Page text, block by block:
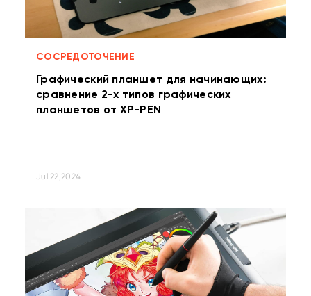
СОСРЕДОТОЧЕНИЕ
Графический планшет для начинающих:
сравнение 2-х типов графических
планшетов от XP-PEN
Jul 22,2024